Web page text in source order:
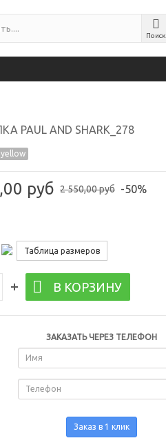
Поиск
PAUL AND SHARK_278
руб 2 550,00 руб -50%
Таблица размеров
В КОРЗИНУ
ЗАКАЗАТЬ ЧЕРЕЗ ТЕЛЕФОН
Заказ в 1 клик